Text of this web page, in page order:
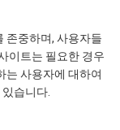
존중하며, 사용자들
이트는 필요한 경우
는 사용자에 대하여
습니다.